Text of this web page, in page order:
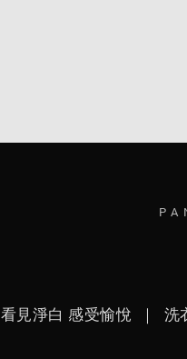
看見淨白 感受愉悅 ｜